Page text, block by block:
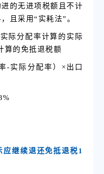
的无进项税额且不计
且采用“实耗法”。
际分配率计算的实际
算的免抵退税额
-实际分配率 ）×出口
继续退还免抵退税1